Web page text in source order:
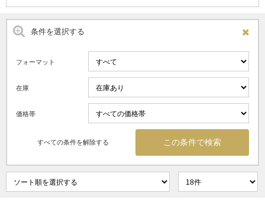
条件を選択する
フォーマット
在庫
価格帯
すべての条件を解除する